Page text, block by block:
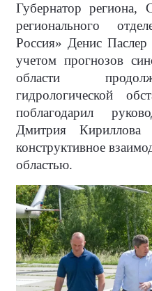
Губернатор региона,
регионального
Россия» Денис
учетом прогнозов
области
гидрологической
поблагодарил
Дмитрия
конструктивное
областью.